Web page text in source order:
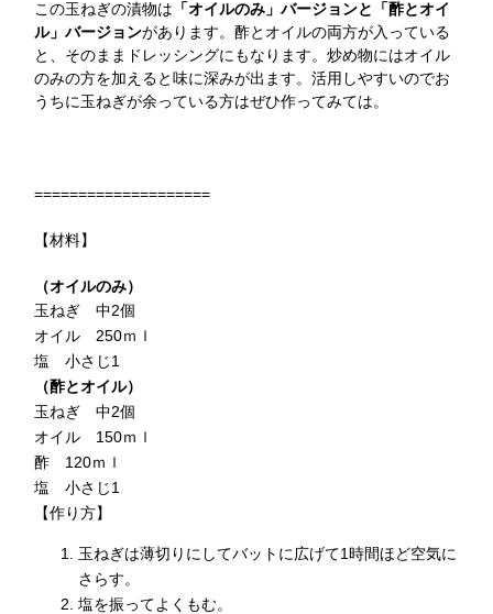
この玉ねぎの漬物は 「オイルのみ」バージョンと「酢とオイ
ル」バージョンがあります。酢とオイルの両方が入っている
と、そのままドレッシングにもなります。炒め物にはオイル
のみの方を加えると味に深みが出ます。活用しやすいのでお
うちに玉ねぎが余っている方はぜひ作ってみては。
====================
【材料】
（オイルのみ）
玉ねぎ 中2個
オイル 250ｍｌ
塩 小さじ1
（酢とオイル）
玉ねぎ 中2個
オイル 150ｍｌ
酢 120ｍｌ
塩 小さじ1
【作り方】
玉ねぎは薄切りにしてバットに広げて1時間ほど空気に
さらす。
塩を振ってよくもむ。